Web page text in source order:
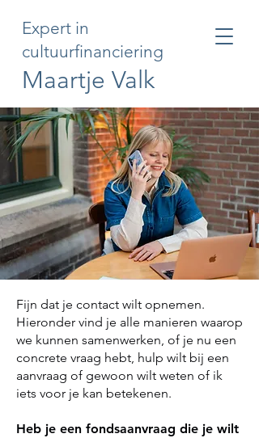
Expert in
cultuurfinanciering
Maartje Valk
Fijn dat je contact wilt opnemen.
Hieronder vind je alle manieren waarop
we kunnen samenwerken, of je nu een
concrete vraag hebt, hulp wilt bij een
aanvraag of gewoon wilt weten of ik
iets voor je kan betekenen.
Heb je een fondsaanvraag die je wilt